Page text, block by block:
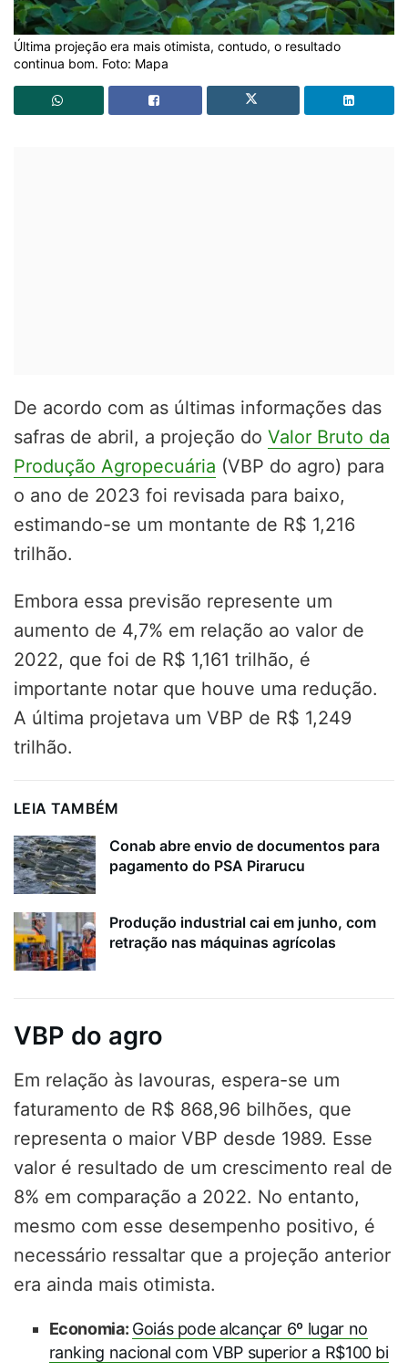
Última projeção era mais otimista, contudo, o resultado
continua bom. Foto: Mapa
De acordo com as últimas informações das
safras de abril, a projeção do Valor Bruto da
Produção Agropecuária (VBP do agro) para
o ano de 2023 foi revisada para baixo,
estimando-se um montante de R$ 1,216
trilhão.
Embora essa previsão represente um
aumento de 4,7% em relação ao valor de
2022, que foi de R$ 1,161 trilhão, é
importante notar que houve uma redução.
A última projetava um VBP de R$ 1,249
trilhão.
LEIA TAMBÉM
Conab abre envio de documentos para
pagamento do PSA Pirarucu
Produção industrial cai em junho, com
retração nas máquinas agrícolas
VBP do agro
Em relação às lavouras, espera-se um
faturamento de R$ 868,96 bilhões, que
representa o maior VBP desde 1989. Esse
valor é resultado de um crescimento real de
8% em comparação a 2022. No entanto,
mesmo com esse desempenho positivo, é
necessário ressaltar que a projeção anterior
era ainda mais otimista.
Economia: Goiás pode alcançar 6º lugar no
ranking nacional com VBP superior a R$100 bi